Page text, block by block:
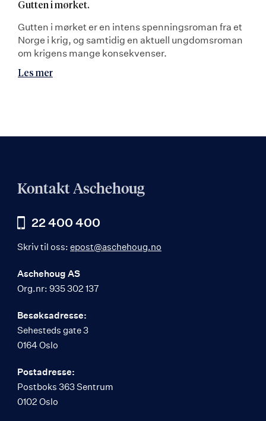
Gutten i mørket.
Gutten i mørket er en intens spenningsroman fra et
Norge i krig, og samtidig en aktuell ungdomsroman
om krigens mange konsekvenser.
Les mer
Kontakt Aschehoug
22 400 400
Skriv til oss: epost@aschehoug.no
Aschehoug AS
Org.nr: 935 302 137
Besøksadresse:
Sehesteds gate 3
0164 Oslo
Postadresse:
Postboks 363 Sentrum
0102 Oslo